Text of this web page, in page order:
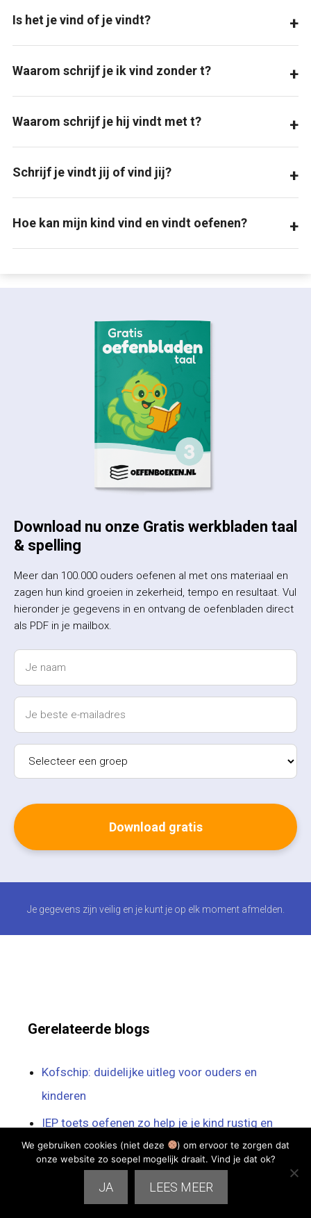
Is het je vind of je vindt?
Waarom schrijf je ik vind zonder t?
Waarom schrijf je hij vindt met t?
Schrijf je vindt jij of vind jij?
Hoe kan mijn kind vind en vindt oefenen?
Download nu onze Gratis werkbladen taal
& spelling
Meer dan 100.000 ouders oefenen al met ons materiaal en
zagen hun kind groeien in zekerheid, tempo en resultaat. Vul
hieronder je gegevens in en ontvang de oefenbladen direct
als PDF in je mailbox.
Je gegevens zijn veilig en je kunt je op elk moment afmelden.
Gerelateerde blogs
Kofschip: duidelijke uitleg voor ouders en
kinderen
IEP toets oefenen zo help je je kind rustig en
gericht voorbereiden
Oefeningen schrijven voor kinderen zo help je
We gebruiken cookies (niet deze
) om ervoor te zorgen dat
onze website zo soepel mogelijk draait. Vind je dat ok?
JA LEES MEER